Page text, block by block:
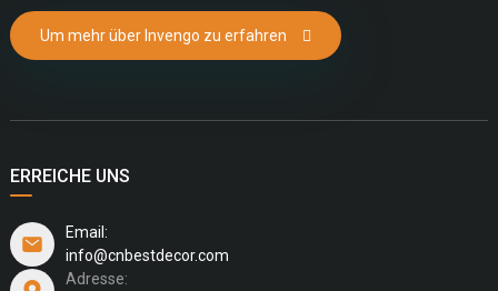
Um mehr über Invengo zu erfahren
ERREICHE UNS
Email:
info@cnbestdecor.com
Adresse: